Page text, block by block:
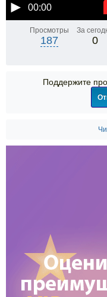
00:00
Просмотры
187
За
0
Поддержите